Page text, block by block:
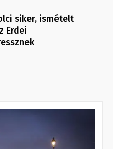
siker, ismételt
Erdei